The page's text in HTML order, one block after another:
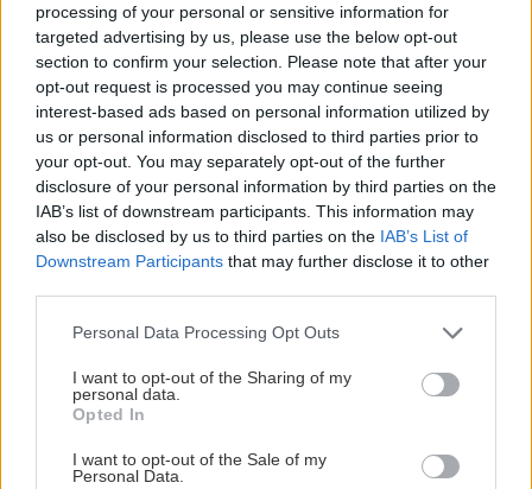
processing of your personal or sensitive information for
targeted advertising by us, please use the below opt-out
section to confirm your selection. Please note that after your
opt-out request is processed you may continue seeing
interest-based ads based on personal information utilized by
us or personal information disclosed to third parties prior to
your opt-out. You may separately opt-out of the further
disclosure of your personal information by third parties on the
IAB’s list of downstream participants. This information may
also be disclosed by us to third parties on the IAB’s List of
Downstream Participants that may further disclose it to other
Please note that this website/app uses one or more Google
not limited to your visit or usage behaviour. You may click to
grant or deny consent to Google and its third-party tags to
use your data for below specified purposes in below Google
consent section.
Personal Data Processing Opt Outs
I want to opt-out of the Sharing of my
personal data.
Opted In
I want to opt-out of the Sale of my
Personal Data.
Chystáte sa zatepľovať alebo meniť kotol?
Návod, ako v nových dotačných výzvach
neprísť o tisíce eur
Aktuality
Hobby magazín Postav
dom, zasaď strom č.
36/2018
Prvé tohtoročné vydanie
časopisu Záhrada 2018/01